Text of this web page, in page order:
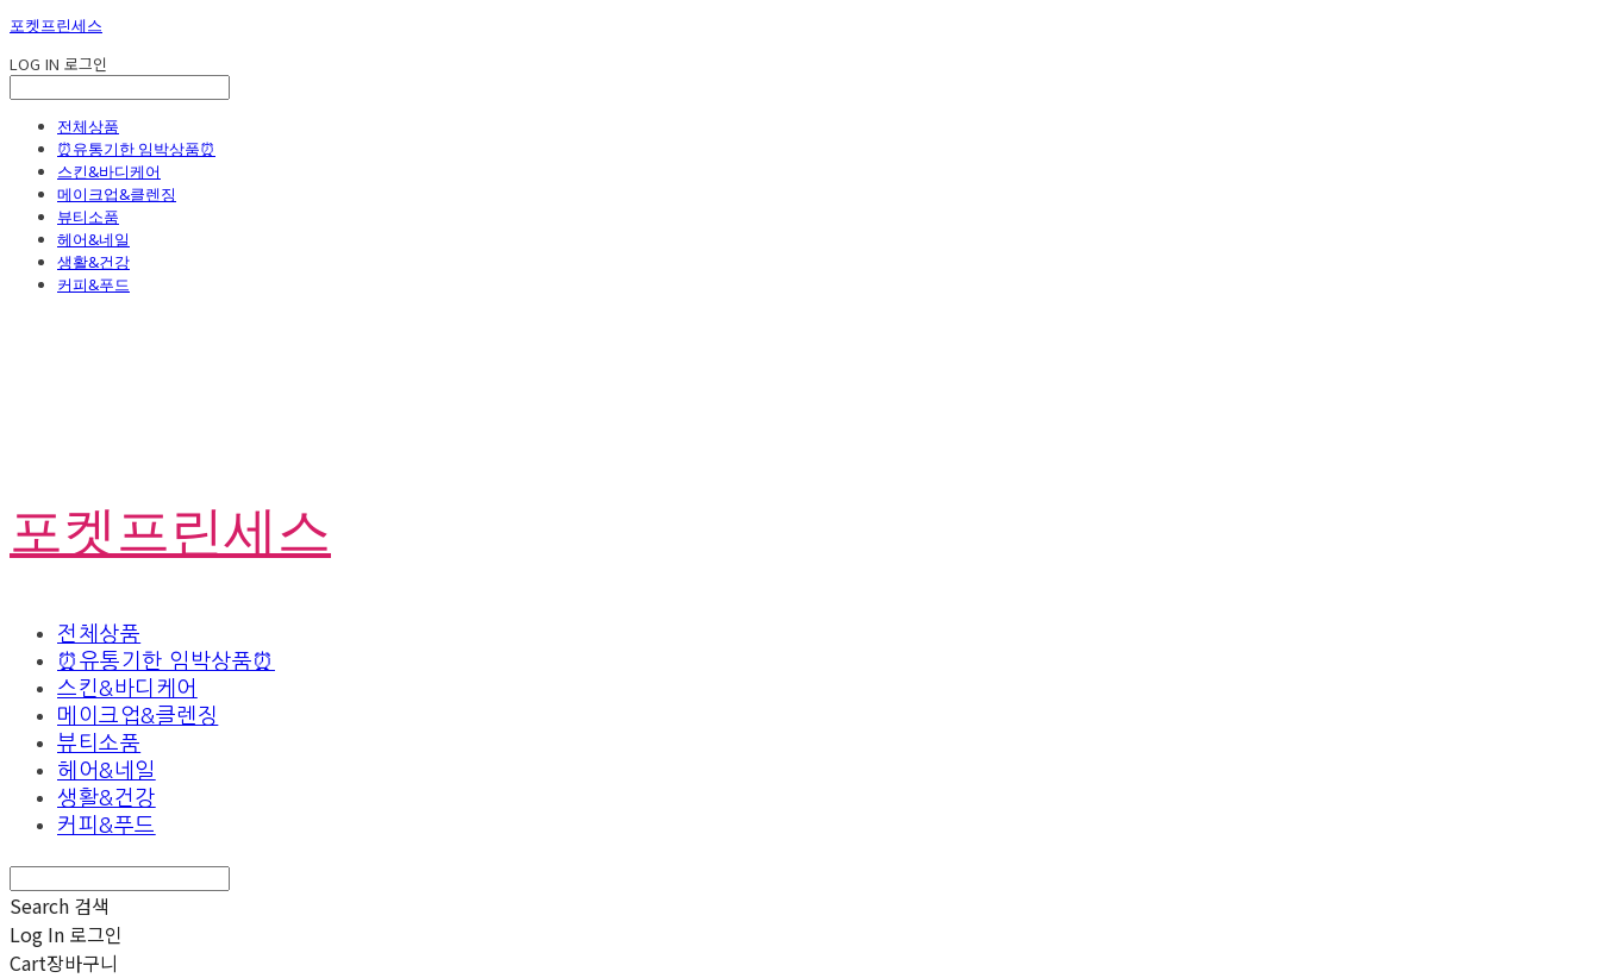
포켓프린세스
LOG IN 로그인
전체상품
⏰유통기한 임박상품⏰
스킨&바디케어
메이크업&클렌징
뷰티소품
헤어&네일
생활&건강
커피&푸드
포켓프린세스
전체상품
⏰유통기한 임박상품⏰
스킨&바디케어
메이크업&클렌징
뷰티소품
헤어&네일
생활&건강
커피&푸드
Search 검색
Log In 로그인
Cart장바구니